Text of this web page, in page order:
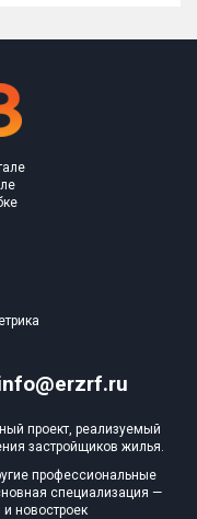
проект, реализуемый
застройщиков жилья.
профессиональные
специализация —
новостроек